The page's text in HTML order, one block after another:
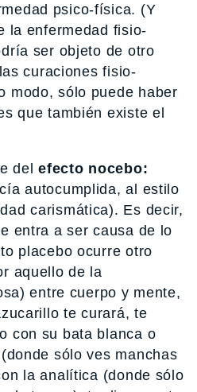
psico-física. (Y
la enfermedad fisio-
ser objeto de otro
curaciones fisio-
modo, sólo puede haber
que también existe el
delefecto nocebo:
autocumplida, al estilo
carismática). Es decir,
entra a ser causa de lo
placebo ocurre otro
aquello de la
entre cuerpo y mente,
te curará, te
con su bata blanca o
sólo ves manchas
la analítica (donde sólo